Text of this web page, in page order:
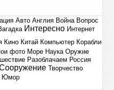
Авто Англия Война Вопрос
Интересно Интернет
Кино Китай Компьютер Корабли
фото Море Наука Оружие
Разоблачаем Россия
Творчество
Юмор